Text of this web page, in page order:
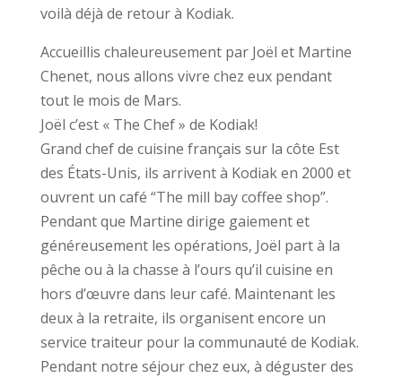
voilà déjà de retour à Kodiak.
Accueillis chaleureusement par Joël et Martine
Chenet, nous allons vivre chez eux pendant
tout le mois de Mars.
Joël c’est « The Chef » de Kodiak!
Grand chef de cuisine français sur la côte Est
des États-Unis, ils arrivent à Kodiak en 2000 et
ouvrent un café “The mill bay coffee shop”.
Pendant que Martine dirige gaiement et
généreusement les opérations, Joël part à la
pêche ou à la chasse à l’ours qu’il cuisine en
hors d’œuvre dans leur café. Maintenant les
deux à la retraite, ils organisent encore un
service traiteur pour la communauté de Kodiak.
Pendant notre séjour chez eux, à déguster des